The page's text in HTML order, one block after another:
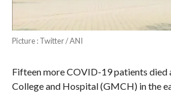
Picture : Twitter / ANI
Fifteen more COVID-19 patients died
College and Hospital (GMCH) in the